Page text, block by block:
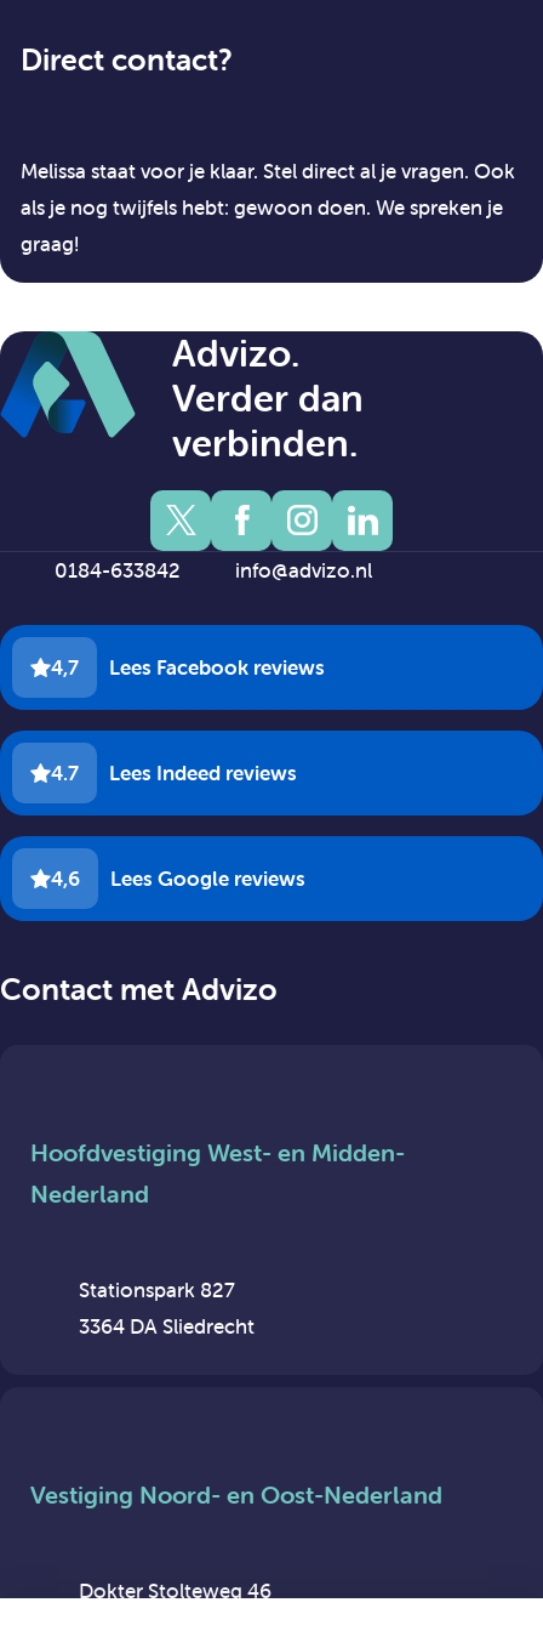
Direct contact?
Melissa staat voor je klaar. Stel direct al je vragen. Ook
als je nog twijfels hebt: gewoon doen. We spreken je
graag!
Advizo.
Verder dan
verbinden.
0184-633842 info@advizo.nl
4,7 Lees Facebook reviews
4.7 Lees Indeed reviews
4,6 Lees Google reviews
Contact met Advizo
Hoofdvestiging West- en Midden-
Nederland
Stationspark 827
3364 DA Sliedrecht
Vestiging Noord- en Oost-Nederland
Dokter Stolteweg 46